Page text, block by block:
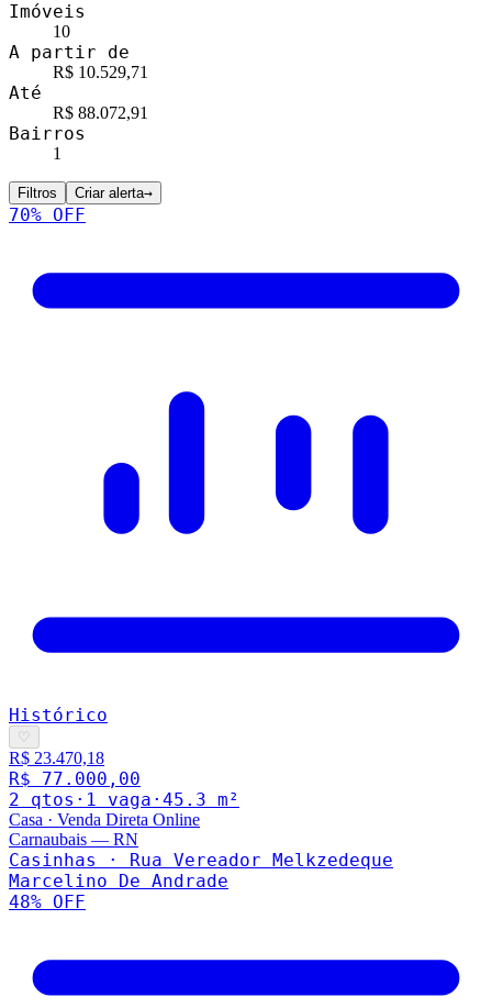
Imóveis
10
A partir de
R$ 10.529,71
Até
R$ 88.072,91
Bairros
1
Filtros Criar alerta→
70% OFF
Histórico
♡
R$ 23.470,18
R$ 77.000,00
2 qtos · 1 vaga · 45.3 m²
Casa · Venda Direta Online
Carnaubais — RN
Casinhas · Rua Vereador Melkzedeque
Marcelino De Andrade
48% OFF